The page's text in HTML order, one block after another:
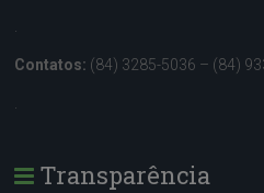
Contatos: (84) 3285-5036 – (84)
Transparência